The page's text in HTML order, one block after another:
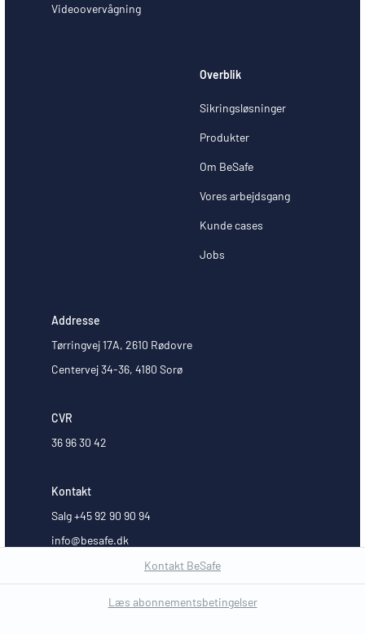
Kontakt BeSafe
Læs abonnementsbetingelser
Addresse
Tørringvej 17A, 2610 Rødovre
Centervej 34-36, 4180 Sorø
CVR
36 96 30 42
Kontakt
Salg +45 92 90 90 94
info@besafe.dk
Videoovervågning
Overblik
Sikringsløsninger
Produkter
Om BeSafe
Vores arbejdsgang
Kunde cases
Jobs